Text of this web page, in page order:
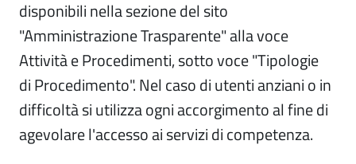
disponibili nella sezione del sito
"Amministrazione Trasparente" alla voce
Attività e Procedimenti, sotto voce "Tipologie
di Procedimento". Nel caso di utenti anziani o in
difficoltà si utilizza ogni accorgimento al fine di
agevolare l'accesso ai servizi di competenza.